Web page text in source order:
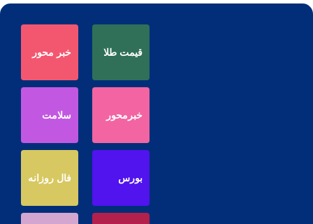
قیمت طلا خبر محور
خبرمحور سلامت
بورس فال روزانه